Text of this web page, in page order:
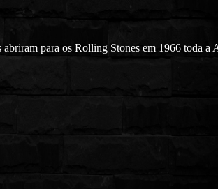
abriram para os Rolling Stones em 1966 toda a